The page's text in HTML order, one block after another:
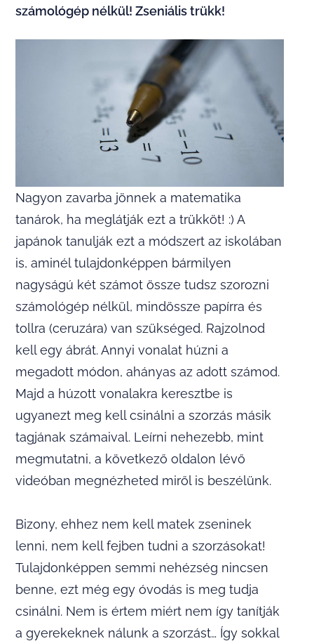
számológép nélkül! Zseniális trükk!
Nagyon zavarba jönnek a matematika
tanárok, ha meglátják ezt a trükköt! :) A
japánok tanulják ezt a módszert az iskolában
is, aminél tulajdonképpen bármilyen
nagyságú két számot össze tudsz szorozni
számológép nélkül, mindössze papírra és
tollra (ceruzára) van szükséged. Rajzolnod
kell egy ábrát. Annyi vonalat húzni a
megadott módon, ahányas az adott számod.
Majd a húzott vonalakra keresztbe is
ugyanezt meg kell csinálni a szorzás másik
tagjának számaival. Leírni nehezebb, mint
megmutatni, a következő oldalon lévő
videóban megnézheted miről is beszélünk.
Bizony, ehhez nem kell matek zseninek
lenni, nem kell fejben tudni a szorzásokat!
Tulajdonképpen semmi nehézség nincsen
benne, ezt még egy óvodás is meg tudja
csinálni. Nem is értem miért nem így tanítják
a gyerekeknek nálunk a szorzást… Így sokkal